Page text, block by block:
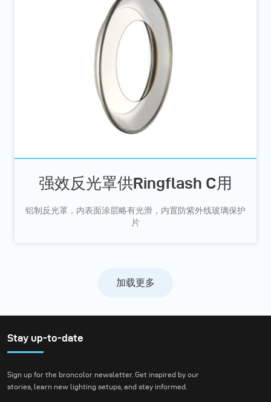
强效反光罩供Ringflash C用
铝制反光罩，内表面涂层略有光滑，内置防紫外线玻璃保护
片
加载更多
Stay up-to-date
Sign up for the broncolor newsletter. Get inspired by our
stories, learn new lighting setups, and stay informed.